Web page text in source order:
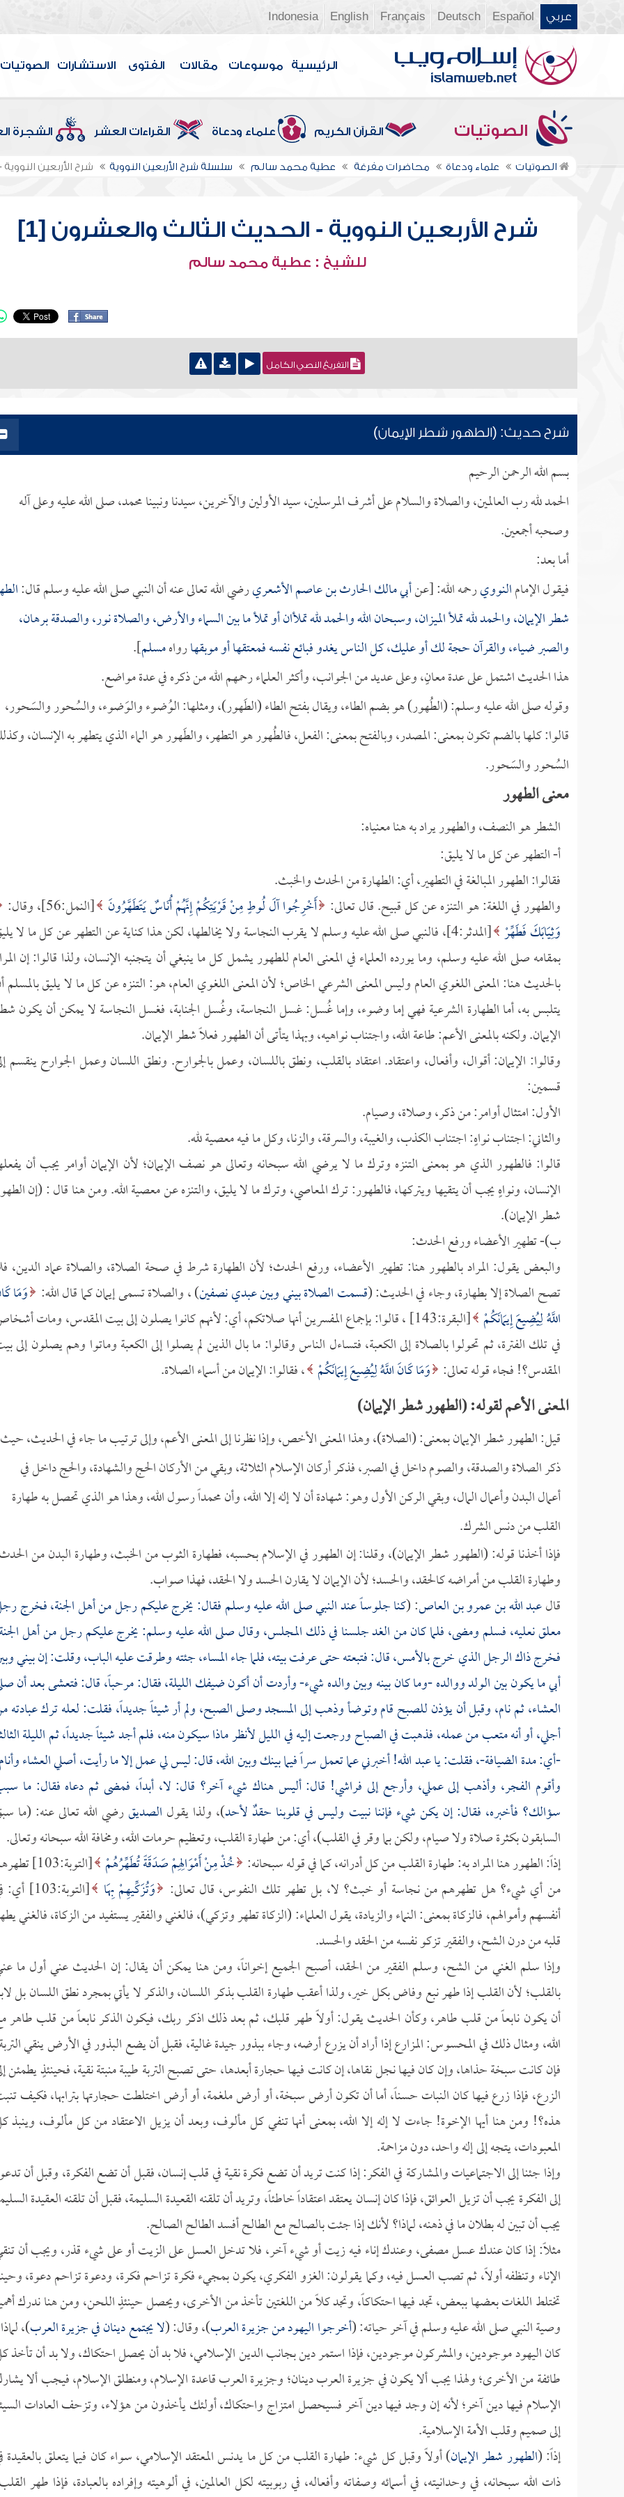
عربي Español
Deutsch
Français
English
Indonesia
الرئيسية موسوعات مقالات الفتوى الاستشارات الصوتيات
الصوتيات القرآن الكريم علماء ودعاة القراءات العشر الشجرة
الصوتيات علماء ودعاة محاضرات مفرغة عطية محمد سالم سلسلة شرح الأربعين النووية شرح الأربعين
شرح الأربعين النووية - الحديث الثالث والعشرون [1]
للشيخ : عطية محمد سالم
التفريغ النصي الكامل
شرح حديث: (الطهور شطر الإيمان)
بسم الله الرحمن الرحيم
الحمد لله رب العالمين، والصلاة والسلام على أشرف المرسلين، سيد الأولين والآخرين، سيدنا ونبينا محمد، صلى الله عليه وعلى آله
وصحبه أجمعين.
أما بعد:
فيقول الإمامالنوويرحمه الله: [عنأبي مالك الحارث بن عاصم الأشعريرضي الله تعالى عنه أن النبي صلى الله عليه وسلم قال:
شطر الإيمان، والحمد لله تملأ الميزان، وسبحان الله والحمد لله تملأان أو تملأ ما بين السماء والأرض، والصلاة نور، والصدقة برهان،
والصبر ضياء، والقرآن حجة لك أو عليك، كل الناس يغدو فبائع نفسه فمعتقها أو موبقهارواهمسلم].
هذا الحديث اشتمل على عدة معانٍ، وعلى عديد من الجوانب، وأكثر العلماء رحمهم الله من ذكره في عدة مواضع.
وقوله صلى الله عليه وسلم: (الطُهور) هو بضم الطاء، ويقال بفتح الطاء (الطَهور)، ومثلها: الوُضوء والوَضوء، والسُحور والسَحور،
قالوا: كلها بالضم تكون بمعنى: المصدر، وبالفتح بمعنى: الفعل، فالطُهور هو التطهر، والطَهور هو الماء الذي يتطهر به الإنسان،
السُحور والسَحور.
معنى الطهور
الشطر هو النصف، والطهور يراد به هنا معنياه:
أ- التطهر عن كل ما لا يليق:
فقالوا: الطهور المبالغة في التطهير، أي: الطهارة من الحدث والخبث.
والطهور في اللغة: هو التنزه عن كل قبيح. قال تعالى: أَخْرِجُوا آلَ لُوطٍ مِنْ قَرْيَتِكُمْ إِنَّهُمْ أُنَاسٌ يَتَطَهَّرُونَ [النمل:56]، وقال:
وَثِيَابَكَ فَطَهِّرْ
[المدثر:4]، فالنبي صلى الله عليه وسلم لا يقرب النجاسة ولا يخالطها، لكن هذا كناية عن التطهر عن كل ما لا
بمقامه صلى الله عليه وسلم، وما يورده العلماء في المعنى العام للطهور يشمل كل ما ينبغي أن يتجنبه الإنسان، ولذا قالوا: إن
بالحديث هنا: المعنى اللغوي العام وليس المعنى الشرعي الخاص؛ لأن المعنى اللغوي العام، هو: التنزه عن كل ما لا يليق بالمسلم
يتلبس به، أما الطهارة الشرعية فهي إما وضوء، وإما غُسل: غسل النجاسة، وغُسل الجنابة، فغسل النجاسة لا يمكن أن يكون
الإيمان. ولكنه بالمعنى الأعم: طاعة الله، واجتناب نواهيه، وبهذا يتأتى أن الطهور فعلاً شطر الإيمان.
وقالوا: الإيمان: أقوال، وأفعال، واعتقاد. اعتقاد بالقلب، ونطق باللسان، وعمل بالجوارح. ونطق اللسان وعمل الجوارح ينقسم
قسمين:
الأول: امتثال أوامر: من ذكر، وصلاة، وصيام.
والثاني: اجتناب نواهٍ: اجتناب الكذب، والغيبة، والسرقة، والزنا، وكل ما فيه معصية لله.
قالوا: فالطهور الذي هو بمعنى التنزه وترك ما لا يرضي الله سبحانه وتعالى هو نصف الإيمان؛ لأن الإيمان أوامر يجب أن
الإنسان، ونواهٍ يجب أن يتقيها ويتركها، فالطهور: ترك المعاصي، وترك ما لا يليق، والتنزه عن معصية الله. ومن هنا قال : (إن
شطر الإيمان).
ب)- تطهير الأعضاء ورفع الحدث:
والبعض يقول: المراد بالطهور هنا: تطهير الأعضاء، ورفع الحدث؛ لأن الطهارة شرط في صحة الصلاة، والصلاة عماد الدين،
تصح الصلاة إلا بطهارة، وجاء في الحديث: (قسمت الصلاة بيني وبين عبدي نصفين) ، والصلاة تسمى إيمان كما قال الله: وَمَا
اللَّهُ لِيُضِيعَ إِيمَانَكُمْ
[البقرة:143] ، قالوا: بإجماع المفسرين أنها صلاتكم، أي: لأنهم كانوا يصلون إلى بيت المقدس، ومات
في تلك الفترة، ثم تحولوا بالصلاة إلى الكعبة، فتساءل الناس وقالوا: ما بال الذين لم يصلوا إلى الكعبة وماتوا وهم يصلون إلى
المقدس؟! فجاء قوله تعالى: وَمَا كَانَ اللَّهُ لِيُضِيعَ إِيمَانَكُمْ ، فقالوا: الإيمان من أسماء الصلاة.
المعنى الأعم لقوله: (الطهور شطر الإيمان)
قيل: الطهور شطر الإيمان بمعنى: (الصلاة)، وهذا المعنى الأخص، وإذا نظرنا إلى المعنى الأعم، وإلى ترتيب ما جاء في الحديث، حيث
ذكر الصلاة والصدقة، والصوم داخل في الصبر، فذكر أركان الإسلام الثلاثة، وبقي من الأركان الحج والشهادة، والحج داخل في
أعمال البدن وأعمال المال، وبقي الركن الأول وهو: شهادة أن لا إله إلا الله، وأن محمداً رسول الله، وهذا هو الذي تحصل به طهارة
القلب من دنس الشرك.
فإذا أخذنا قوله: (الطهور شطر الإيمان)، وقلنا: إن الطهور في الإسلام بحسبه، فطهارة الثوب من الخبث، وطهارة البدن من
وطهارة القلب من أمراضه كالحقد، والحسد؛ لأن الإيمان لا يقارن الحسد ولا الحقد، فهذا صواب.
قالعبد الله بن عمرو بن العاص: (كنا جلوساً عند النبي صلى الله عليه وسلم فقال: يخرج عليكم رجل من أهل الجنة، فخرج
معلق نعليه، فسلم ومضى، فلما كان من الغد جلسنا في ذلك المجلس، وقال صلى الله عليه وسلم: يخرج عليكم رجل من أهل
فخرج ذاك الرجل الذي خرج بالأمس، قال: فتبعته حتى عرفت بيته، فلما جاء المساء، جئته وطرقت عليه الباب، وقلت: إن بيني
أبي ما يكون بين الولد ووالده -وما كان بينه وبين والده شيء- وأردت أن أكون ضيفك الليلة، فقال: مرحباً، قال: فتعشى بعد أن
العشاء، ثم نام، وقبل أن يؤذن للصبح قام وتوضأ وذهب إلى المسجد وصلى الصبح، ولم أر شيئاً جديداً، فقلت: لعله ترك عبادته
أجلي، أو أنه متعب من عمله، فذهبت في الصباح ورجعت إليه في الليل لأنظر ماذا سيكون منه، فلم أجد شيئاً جديداً، ثم الليلة
-أي: مدة الضيافة-، فقلت: يا عبد الله! أخبرني عما تعمل سراً فيما بينك وبين الله، قال: ليس لي عمل إلا ما رأيت، أصلي العشاء
وأقوم الفجر، وأذهب إلى عملي، وأرجع إلى فراشي! قال: أليس هناك شيء آخر؟ قال: لا، أبداً، فمضى ثم دعاه فقال: ما
سؤالك؟ فأخبره، فقال: إن يكن شيء فإننا نبيت وليس في قلوبنا حقدٌ لأحد)، ولذا يقول الصديقرضي الله تعالى عنه: (ما
السابقون بكثرة صلاة ولا صيام، ولكن بما وقر في القلب)، أي: من طهارة القلب، وتعظيم حرمات الله، ومخافة الله سبحانه وتعالى.
إذاً: الطهور هنا المراد به: طهارة القلب من كل أدرانه، كما في قوله سبحانه: خُذْ مِنْ أَمْوَالِهِمْ صَدَقَةً تُطَهِّرُهُمْ
[التوبة:103]
من أي شيء؟ هل تطهرهم من نجاسة أو خبث؟ لا، بل تطهر تلك النفوس، قال تعالى: وَتُزَكِّيهِمْ بِهَا
[التوبة:103]
أنفسهم وأموالهم، فالزكاة بمعنى: النماء والزيادة، يقول العلماء: (الزكاة تطهر وتزكي)، فالغني والفقير يستفيد من الزكاة، فالغني
قلبه من درن الشح، والفقير تزكو نفسه من الحقد والحسد.
وإذا سلم الغني من الشح، وسلم الفقير من الحقد، أصبح الجميع إخواناً، ومن هنا يمكن أن يقال: إن الحديث عني أول ما
بالقلب؛ لأن القلب إذا طهر نبع وفاض بكل خير، ولذا أعقب طهارة القلب بذكر اللسان، والذكر لا يأتي بمجرد نطق اللسان بل
أن يكون نابعاً من قلب طاهر، وكأن الحديث يقول: أولاً طهر قلبك، ثم بعد ذلك اذكر ربك، فيكون الذكر نابعاً من قلب طاهر
الله، ومثال ذلك في المحسوس: المزارع إذا أراد أن يزرع أرضه، وجاء ببذور جيدة غالية، فقبل أن يضع البذور في الأرض ينقي
فإن كانت سبخة حذاها، وإن كان فيها نجل نقاها، إن كانت فيها حجارة أبعدها، حتى تصبح التربة طيبة منبتة نقية، فحينئذٍ يطمئن
الزرع، فإذا زرع فيها كان النبات حسناً، أما أن تكون أرض سبخة، أو أرض ملغمة، أو أرض اختلطت حجارتها بترابها، فكيف
هذه؟! ومن هنا أيها الإخوة! جاءت لا إله إلا الله، بمعنى أنها تنفي كل مألوف، وبعد أن يزيل الاعتقاد من كل مألوف، وينبذ
المعبودات، يتجه إلى إله واحد، دون مزاحمة.
وإذا جئنا إلى الاجتماعيات والمشاركة في الفكر: إذا كنت تريد أن تضع فكرة نقية في قلب إنسان، فقبل أن تضع الفكرة، وقبل أن
إلى الفكرة يجب أن تزيل العوائق، فإذا كان إنسان يعتقد اعتقاداً خاطئاً، وتريد أن تلقنه القعيدة السليمة، فقبل أن تلقنه العقيدة
يجب أن تبين له بطلان ما في ذهنه، لماذا؟ لأنك إذا جئت بالصالح مع الطالح أفسد الطالح الصالح.
مثلاً: إذا كان عندك عسل مصفى، وعندك إناء فيه زيت أو شيء آخر، فلا تدخل العسل على الزيت أو على شيء قذر، ويجب أن
الإناء وتنظفه أولاً، ثم تصب العسل فيه، وكما يقولون: الغزو الفكري، يكون بمجيء فكرة تزاحم فكرة، ودعوة تزاحم دعوة،
تختلط اللغات بعضها ببعض، تجد فيها احتكاكاً، وتجد كلاً من اللغتين تأخذ من الأخرى، ويحصل حينئذٍ اللحن، ومن هنا ندرك
وصية النبي صلى الله عليه وسلم في آخر حياته: (أخرجوا اليهود من جزيرة العرب)، وقال: (لا يجتمع دينان في جزيرة العرب)،
كان اليهود موجودين، والمشركون موجودين، فإذا استمر دين بجانب الدين الإسلامي، فلا بد أن يحصل احتكاك، ولا بد أن تأخذ
طائفة من الأخرى؛ ولهذا يجب ألا يكون في جزيرة العرب دينان؛ وجزيرة العرب قاعدة الإسلام، ومنطلق الإسلام، فيجب ألا
الإسلام فيها دين آخر؛ لأنه إن وجد فيها دين آخر فسيحصل امتزاج واحتكاك، أولئك يأخذون من هؤلاء، وتزحف العادات
إلى صميم وقلب الأمة الإسلامية.
إذاً: (الطهور شطر الإيمان) أولاً وقبل كل شيء: طهارة القلب من كل ما يدنس المعتقد الإسلامي، سواء كان فيما يتعلق بالعقيدة
ذات الله سبحانه، في وحدانيته، في أسمائه وصفاته وأفعاله، في ربوبيته لكل العالمين، في ألوهيته وإفراده بالعبادة، فإذا طهر